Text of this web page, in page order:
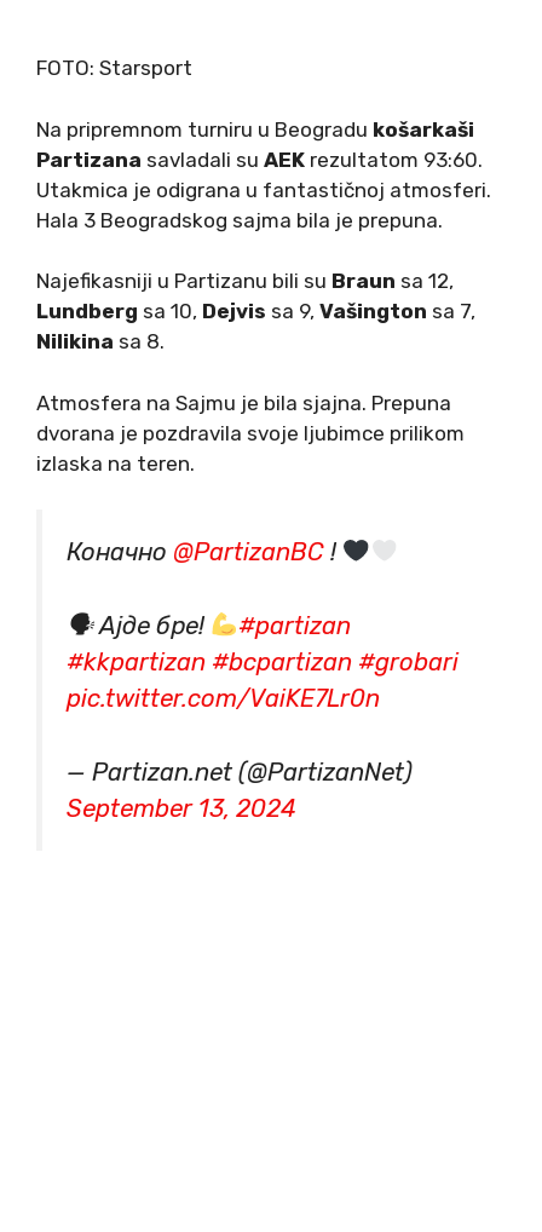
FOTO: Starsport
Na pripremnom turniru u Beogradu košarkaši
Partizana savladali su AEK rezultatom 93:60.
Utakmica je odigrana u fantastičnoj atmosferi.
Hala 3 Beogradskog sajma bila je prepuna.
Najefikasniji u Partizanu bili su Braun sa 12,
Lundberg sa 10, Dejvis sa 9, Vašington sa 7,
Nilikina sa 8.
Atmosfera na Sajmu je bila sjajna. Prepuna
dvorana je pozdravila svoje ljubimce prilikom
izlaska na teren.
Коначно @PartizanBC !
🗣 Ајде бре!
#partizan
#kkpartizan #bcpartizan #grobari
pic.twitter.com/VaiKE7Lr0n
— Partizan.net (@PartizanNet)
September 13, 2024